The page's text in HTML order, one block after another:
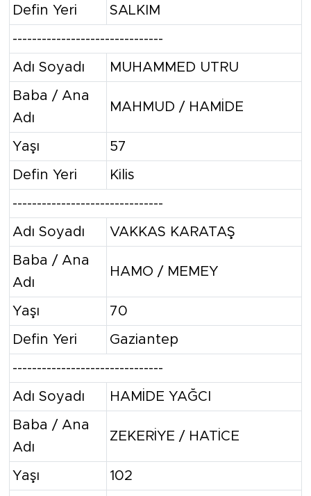
Defin Yeri SALKIM
-------------------------------
Adı Soyadı MUHAMMED UTRU
Baba / Ana
Adı
MAHMUD / HAMİDE
Yaşı 57
Defin Yeri Kilis
-------------------------------
Adı Soyadı VAKKAS KARATAŞ
Baba / Ana
Adı
HAMO / MEMEY
Yaşı 70
Defin Yeri Gaziantep
-------------------------------
Adı Soyadı HAMİDE YAĞCI
Baba / Ana
Adı
ZEKERİYE / HATİCE
Yaşı 102